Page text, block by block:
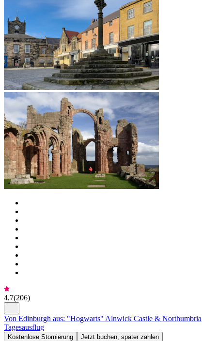
4,7(206)
Von Edinburgh aus: "Hogwarts" Alnwick Castle & Northumbria
Tagesausflug
Kostenlose Stornierung Jetzt buchen, später zahlen